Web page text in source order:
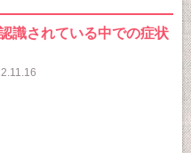
識されている中での症状